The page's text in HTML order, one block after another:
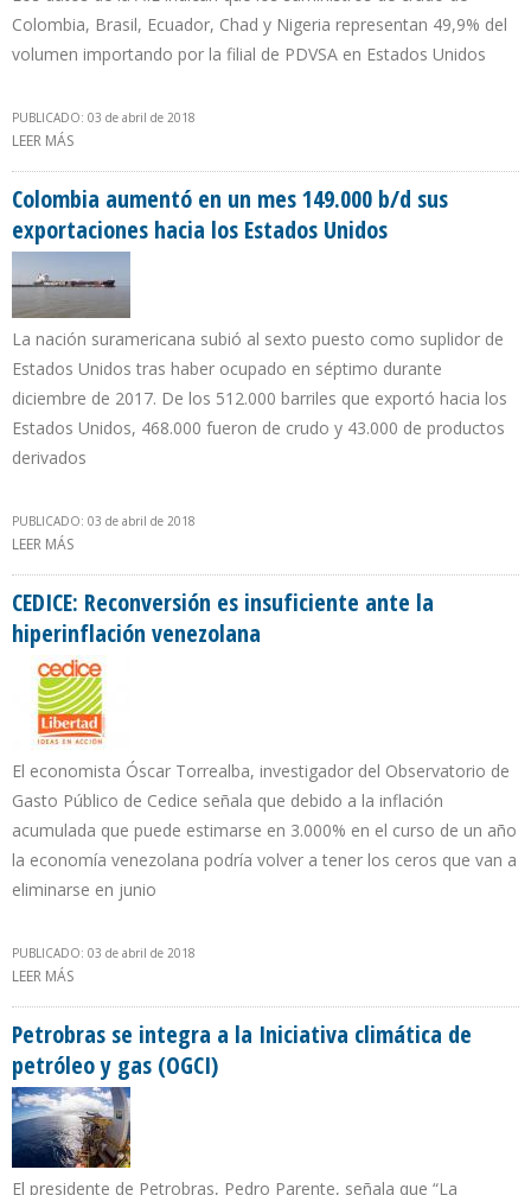
Colombia, Brasil, Ecuador, Chad y Nigeria representan 49,9% del
volumen importando por la filial de PDVSA en Estados Unidos
PUBLICADO: 03 de abril de 2018
LEER MÁS
Colombia aumentó en un mes 149.000 b/d sus
exportaciones hacia los Estados Unidos
La nación suramericana subió al sexto puesto como suplidor de
Estados Unidos tras haber ocupado en séptimo durante
diciembre de 2017. De los 512.000 barriles que exportó hacia los
Estados Unidos, 468.000 fueron de crudo y 43.000 de productos
derivados
PUBLICADO: 03 de abril de 2018
LEER MÁS
CEDICE: Reconversión es insuficiente ante la
hiperinflación venezolana
El economista Óscar Torrealba, investigador del Observatorio de
Gasto Público de Cedice señala que debido a la inflación
acumulada que puede estimarse en 3.000% en el curso de un año
la economía venezolana podría volver a tener los ceros que van a
eliminarse en junio
PUBLICADO: 03 de abril de 2018
LEER MÁS
Petrobras se integra a la Iniciativa climática de
petróleo y gas (OGCI)
El presidente de Petrobras, Pedro Parente, señala que “La